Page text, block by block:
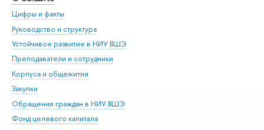
Цифры и факты
Руководство и структура
Устойчивое развитие в НИУ ВШЭ
Преподаватели и сотрудники
Корпуса и общежития
Закупки
Обращения граждан в НИУ ВШЭ
Фонд целевого капитала